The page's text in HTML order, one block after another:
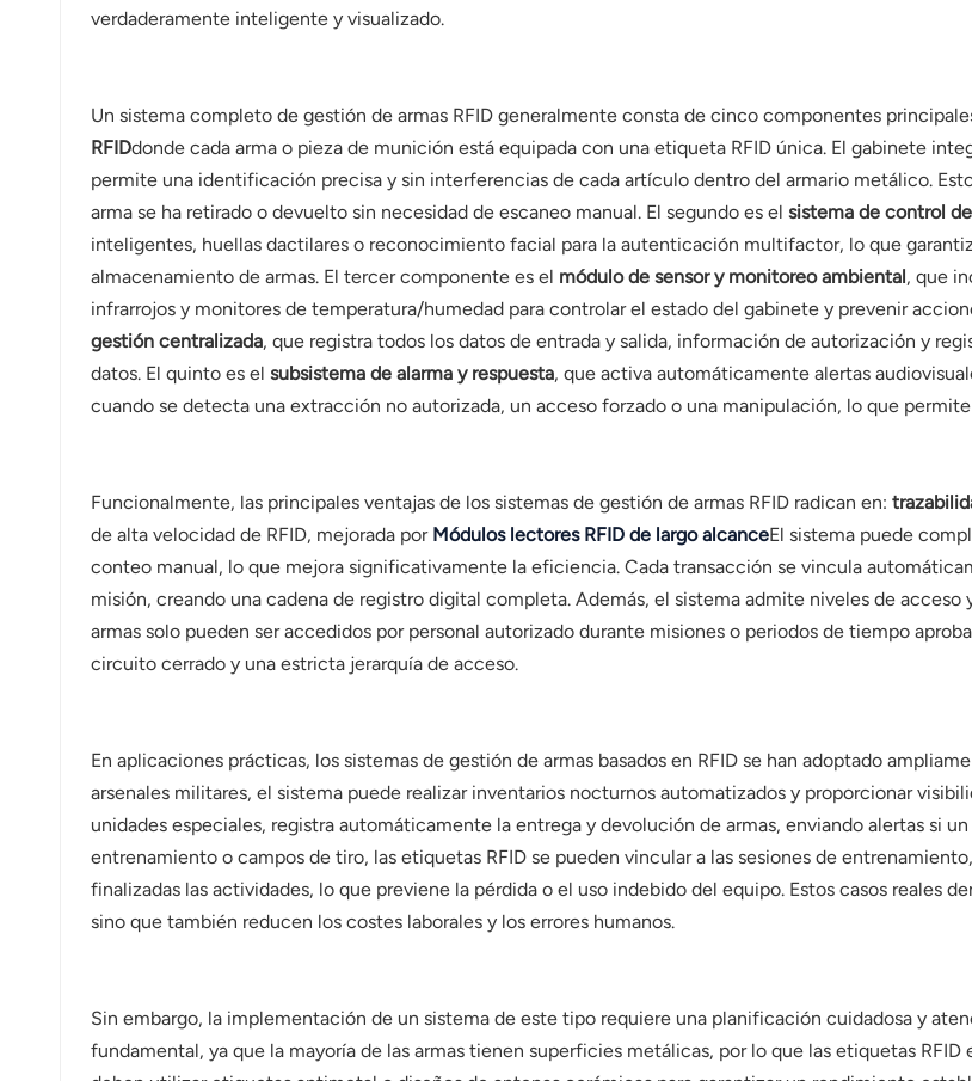
verdaderamente inteligente y visualizado.
Un sistema completo de gestión de armas RFID generalmente consta de cinco componentes
RFIDdonde cada arma o pieza de munición está equipada con una etiqueta RFID única. El gabinete
permite una identificación precisa y sin interferencias de cada artículo dentro del armario metálico.
arma se ha retirado o devuelto sin necesidad de escaneo manual. El segundo es el sistema de control
inteligentes, huellas dactilares o reconocimiento facial para la autenticación multifactor, lo que
almacenamiento de armas. El tercer componente es el módulo de sensor y monitoreo ambiental, que
infrarrojos y monitores de temperatura/humedad para controlar el estado del gabinete y prevenir
gestión centralizada, que registra todos los datos de entrada y salida, información de autorización y
datos. El quinto es el subsistema de alarma y respuesta, que activa automáticamente alertas
cuando se detecta una extracción no autorizada, un acceso forzado o una manipulación, lo que
Funcionalmente, las principales ventajas de los sistemas de gestión de armas RFID radican en:
de alta velocidad de RFID, mejorada por Módulos lectores RFID de largo alcanceEl sistema puede
conteo manual, lo que mejora significativamente la eficiencia. Cada transacción se vincula
misión, creando una cadena de registro digital completa. Además, el sistema admite niveles de
armas solo pueden ser accedidos por personal autorizado durante misiones o periodos de tiempo
circuito cerrado y una estricta jerarquía de acceso.
En aplicaciones prácticas, los sistemas de gestión de armas basados ​​en RFID se han adoptado
arsenales militares, el sistema puede realizar inventarios nocturnos automatizados y proporcionar
unidades especiales, registra automáticamente la entrega y devolución de armas, enviando alertas si
entrenamiento o campos de tiro, las etiquetas RFID se pueden vincular a las sesiones de
finalizadas las actividades, lo que previene la pérdida o el uso indebido del equipo. Estos casos reales
sino que también reducen los costes laborales y los errores humanos.
Sin embargo, la implementación de un sistema de este tipo requiere una planificación cuidadosa y
fundamental, ya que la mayoría de las armas tienen superficies metálicas, por lo que las etiquetas